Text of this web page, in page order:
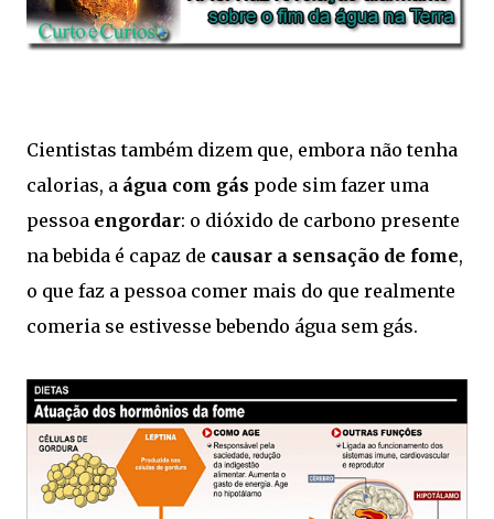
Cientistas também dizem que, embora não tenha
calorias, a água com gás pode sim fazer uma
pessoa engordar: o dióxido de carbono presente
na bebida é capaz de causar a sensação de fome,
o que faz a pessoa comer mais do que realmente
comeria se estivesse bebendo água sem gás.